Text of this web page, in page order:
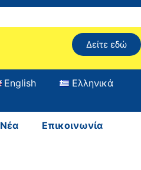
Δείτε εδώ
English Ελληνικά
Νέα Επικοινωνία